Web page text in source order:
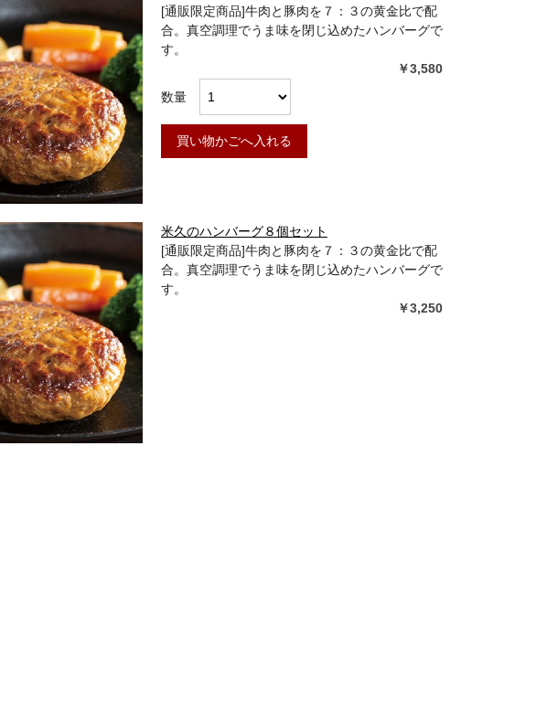
[通販限定商品]牛肉と豚肉を７：３の黄金比で配
合。真空調理でうま味を閉じ込めたハンバーグで
す。
￥3,580
数量
買い物かごへ入れる
米久のハンバーグ８個セット
[通販限定商品]牛肉と豚肉を７：３の黄金比で配
合。真空調理でうま味を閉じ込めたハンバーグで
す。
￥3,250